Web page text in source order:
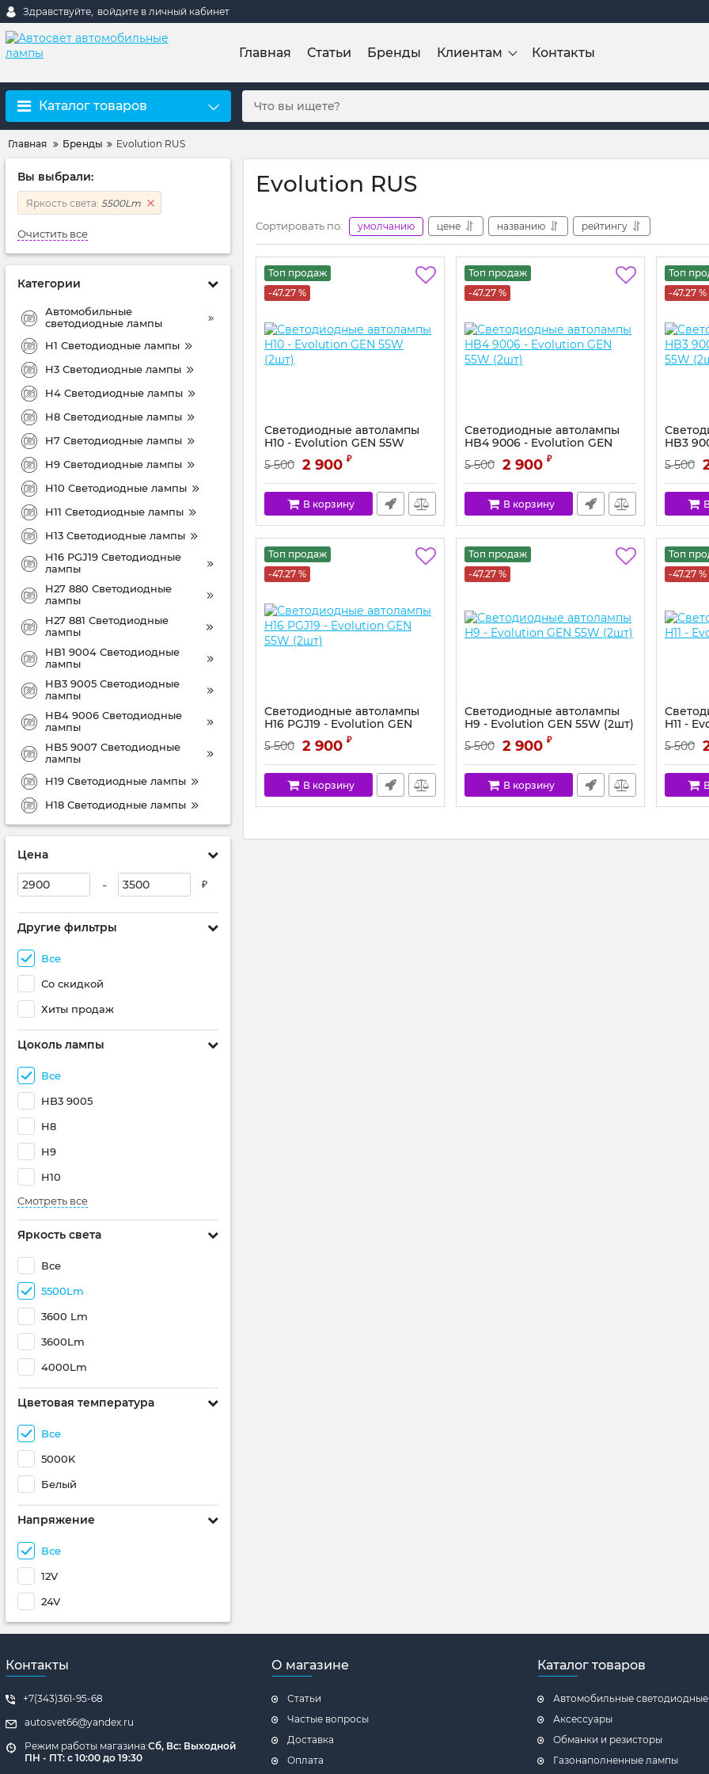
Здравствуйте, войдите в личный кабинет
Главная Статьи Бренды Клиентам Контакты
Каталог товаров
Главная Бренды Evolution RUS
Вы выбрали:
Яркость света: 5500Lm
Очистить все
Категории
Автомобильные
светодиодные лампы
H1 Светодиодные лампы
H3 Светодиодные лампы
H4 Светодиодные лампы
H8 Светодиодные лампы
H7 Светодиодные лампы
H9 Светодиодные лампы
H10 Светодиодные лампы
H11 Светодиодные лампы
H13 Светодиодные лампы
H16 PGJ19 Светодиодные
лампы
H27 880 Светодиодные
лампы
H27 881 Светодиодные
лампы
HB1 9004 Светодиодные
лампы
HB3 9005 Светодиодные
лампы
HB4 9006 Светодиодные
лампы
HB5 9007 Светодиодные
лампы
H19 Светодиодные лампы
H18 Светодиодные лампы
Цена
- ₽
Другие фильтры
Все
Со скидкой
Хиты продаж
Цоколь лампы
Все
HB3 9005
H8
H9
H10
Смотреть все
Яркость света
Все
5500Lm
3600 Lm
3600Lm
4000Lm
Цветовая температура
Все
5000K
Белый
Напряжение
Все
12V
24V
Evolution RUS
Сортировать по: умолчанию цене названию рейтингу
Топ продаж
-47.27 %
Светодиодные автолампы
H10 - Evolution GEN 55W
5 500 2 900 ₽
В корзину
Топ продаж
-47.27 %
Светодиодные автолампы
HB4 9006 - Evolution GEN
5 500 2 900 ₽
В корзину
Топ
-47.27 %
HB3
5 500
Топ продаж
-47.27 %
Светодиодные автолампы
H16 PGJ19 - Evolution GEN
5 500 2 900 ₽
В корзину
Топ продаж
-47.27 %
Светодиодные автолампы
H9 - Evolution GEN 55W (2шт)
5 500 2 900 ₽
В корзину
Топ
-47.27 %
H11 -
5 500
Контакты
+7(343)361-95-68
autosvet66@yandex.ru
Режим работы магазина:
ПН - ПТ: с 10:00 до 19:30
Сб, Вс: Выходной
О магазине
Статьи
Частые вопросы
Доставка
Оплата
Каталог товаров
Автомобильные
Аксессуары
Обманки и резисторы
Газонаполненные лампы